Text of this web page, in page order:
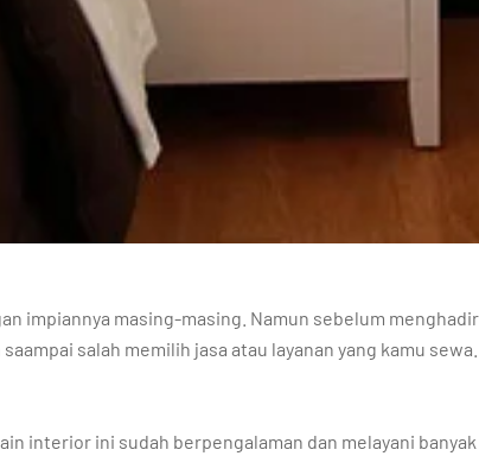
impiannya masing-masing. Namun sebelum
salah memilih jasa atau layanan yang kamu
interior ini sudah berpengalaman dan melayani